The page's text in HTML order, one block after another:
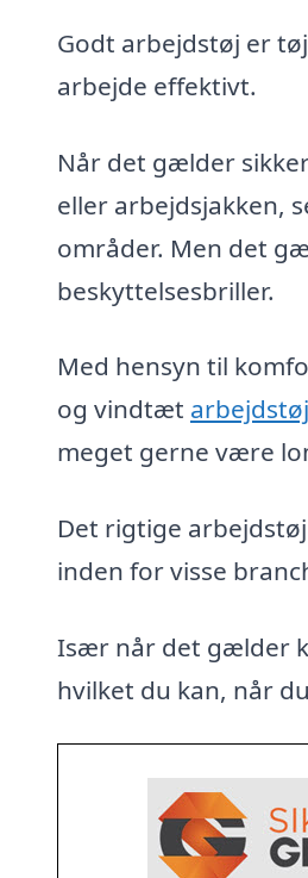
Godt arbejdstøj er
arbejde effektivt.
Når det gælder
eller arbejdsjakken,
områder. Men det
beskyttelsesbriller.
Med hensyn til
og vindtæt arbejdstøj
meget gerne være
Det rigtige
inden for visse
Især når det gælder
hvilket du kan, når